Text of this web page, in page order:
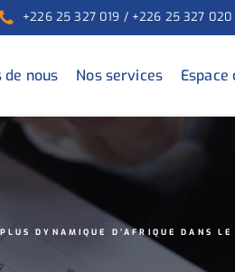
+226 25 327 019 / +226 25 327
de nous Nos services
DYNAMIQUE D’AFRIQUE DANS